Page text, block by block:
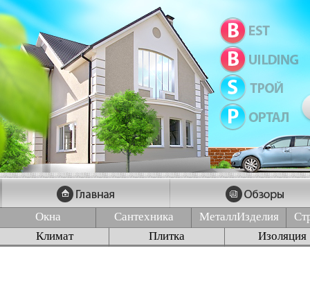
Окна Сантехника МеталлИзделия
Климат
Плитка Изоляция